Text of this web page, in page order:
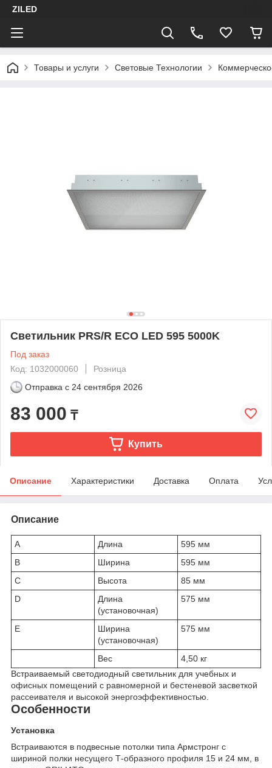
ZILED
Товары и услуги Световые Технологии
Светильник PRS/R ECO LED 595 5000K
Под заказ
Код: 1032000060
Розница
Отправка с 24 сентября 2026
83 000 ₸
Купить
Описание Характеристики Доставка Оплата
Описание
A Длина
595 мм
B
Ширина
595 мм
C
Высота
85 мм
D
Длина
(установочная)
575 мм
E
Ширина
(установочная)
575 мм
Вес
4,50 кг
Встраиваемый светодиодный светильник для учебных и
офисных помещений с равномерной и бестеневой засветкой
рассеивателя и высокой энергоэффективностью.
Особенности
Установка
Встраиваются в подвесные потолки типа Армстронг с
шириной полки несущего Т-образного профиля 15 и 24 мм, в